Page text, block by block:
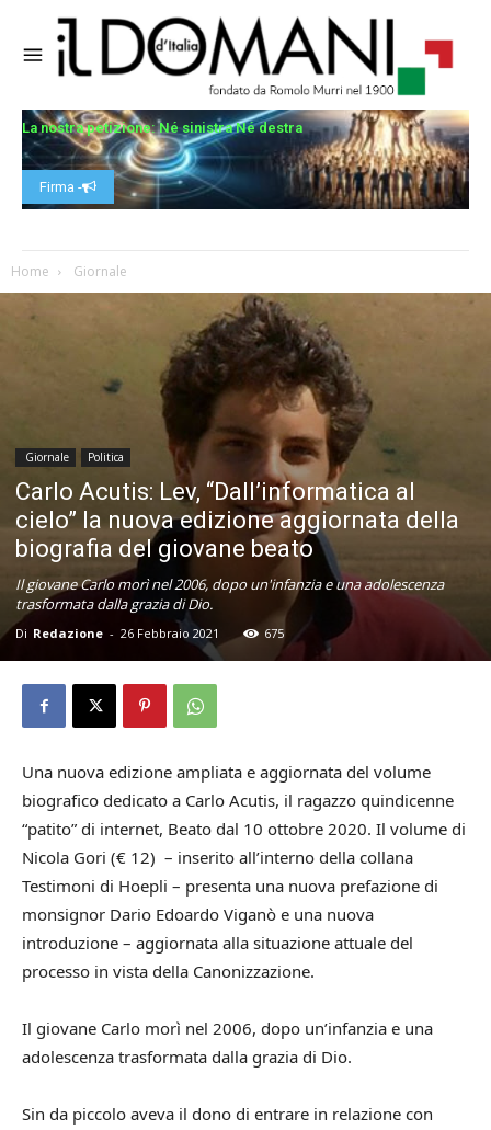
La nostra petizione: Né sinistra Né destra
Firma -
Home Giornale
Giornale Politica
Carlo Acutis: Lev, “Dall’informatica al
cielo” la nuova edizione aggiornata della
biografia del giovane beato
Il giovane Carlo morì nel 2006, dopo un'infanzia e una adolescenza
trasformata dalla grazia di Dio.
Di Redazione - 26 Febbraio 2021 675
Una nuova edizione ampliata e aggiornata del volume
biografico dedicato a Carlo Acutis, il ragazzo quindicenne
“patito” di internet, Beato dal 10 ottobre 2020. Il volume di
Nicola Gori (€ 12) – inserito all’interno della collana
Testimoni di Hoepli – presenta una nuova prefazione di
monsignor Dario Edoardo Viganò e una nuova
introduzione – aggiornata alla situazione attuale del
processo in vista della Canonizzazione.
Il giovane Carlo morì nel 2006, dopo un’infanzia e una
adolescenza trasformata dalla grazia di Dio.
Sin da piccolo aveva il dono di entrare in relazione con